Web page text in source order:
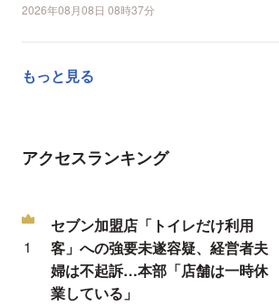
2026年08月08日 08時37分
もっと見る
アクセスランキング
セブン加盟店「トイレだけ利用
客」への強要未遂容疑、経営者夫
婦は不起訴…本部「店舗は一時休
業している」